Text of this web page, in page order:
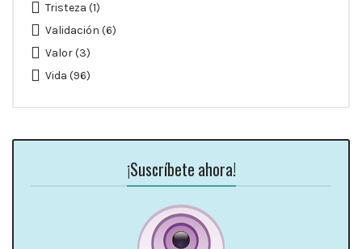
Tristeza (1)
Validación (6)
Valor(3)
Vida (96)
¡Suscríbete ahora!